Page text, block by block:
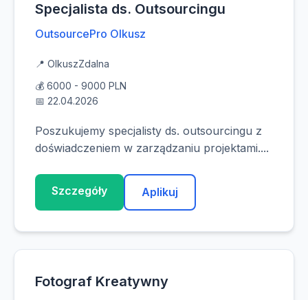
Specjalista ds. Outsourcingu
OutsourcePro Olkusz
📍 OlkuszZdalna
💰 6000 - 9000 PLN
📅 22.04.2026
Poszukujemy specjalisty ds. outsourcingu z
doświadczeniem w zarządzaniu projektami....
Szczegóły Aplikuj
Fotograf Kreatywny